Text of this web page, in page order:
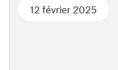
12 février 2025